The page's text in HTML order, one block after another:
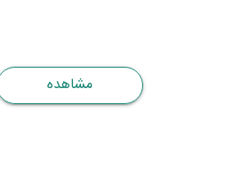
مشاهده